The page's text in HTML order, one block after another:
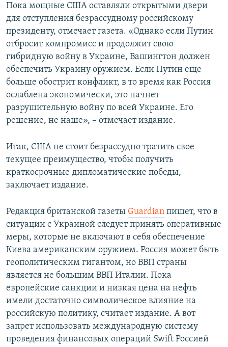
Пока мощные США оставляли открытыми двери
для отступления безрассудному российскому
президенту, отмечает газета. «Однако если Путин
отбросит компромисс и продолжит свою
гибридную войну в Украине, Вашингтон должен
обеспечить Украину оружием. Если Путин еще
больше обострит конфликт, в то время как Россия
ослаблена экономически, это начнет
разрушительную войну по всей Украине. Его
решение, не наше», – отмечает издание.
Итак, США не стоит безрассудно тратить свое
текущее преимущество, чтобы получить
краткосрочные дипломатические победы,
заключает издание.
Редакция британской газеты Guardian пишет, что в
ситуации с Украиной следует принять оперативные
меры, которые не включают в себя обеспечение
Киева американским оружием. Россия может быть
геополитическим гигантом, но ВВП страны
является не большим ВВП Италии. Пока
европейские санкции и низкая цена на нефть
имели достаточно символическое влияние на
российскую политику, считает издание. А вот
запрет использовать международную систему
проведения финансовых операций Swift Россией